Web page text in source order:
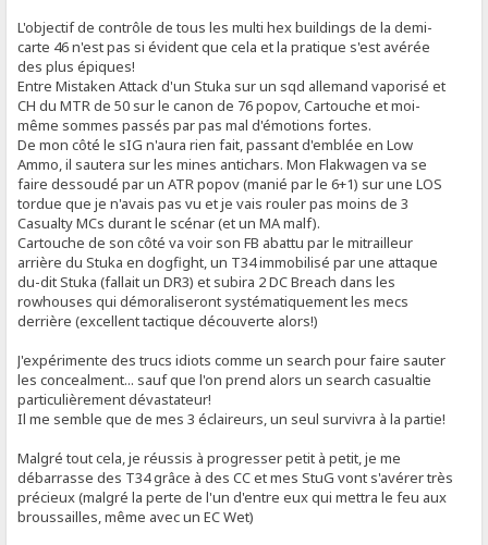
L'objectif de contrôle de tous les multi hex buildings de la demi-
carte 46 n'est pas si évident que cela et la pratique s'est avérée
des plus épiques!
Entre Mistaken Attack d'un Stuka sur un sqd allemand vaporisé et
CH du MTR de 50 sur le canon de 76 popov, Cartouche et moi-
même sommes passés par pas mal d'émotions fortes.
De mon côté le sIG n'aura rien fait, passant d'emblée en Low
Ammo, il sautera sur les mines antichars. Mon Flakwagen va se
faire dessoudé par un ATR popov (manié par le 6+1) sur une LOS
tordue que je n'avais pas vu et je vais rouler pas moins de 3
Casualty MCs durant le scénar (et un MA malf).
Cartouche de son côté va voir son FB abattu par le mitrailleur
arrière du Stuka en dogfight, un T34 immobilisé par une attaque
du-dit Stuka (fallait un DR3) et subira 2 DC Breach dans les
rowhouses qui démoraliseront systématiquement les mecs
derrière (excellent tactique découverte alors!)
J'expérimente des trucs idiots comme un search pour faire sauter
les concealment... sauf que l'on prend alors un search casualtie
particulièrement dévastateur!
Il me semble que de mes 3 éclaireurs, un seul survivra à la partie!
Malgré tout cela, je réussis à progresser petit à petit, je me
débarrasse des T34 grâce à des CC et mes StuG vont s'avérer très
précieux (malgré la perte de l'un d'entre eux qui mettra le feu aux
broussailles, même avec un EC Wet)